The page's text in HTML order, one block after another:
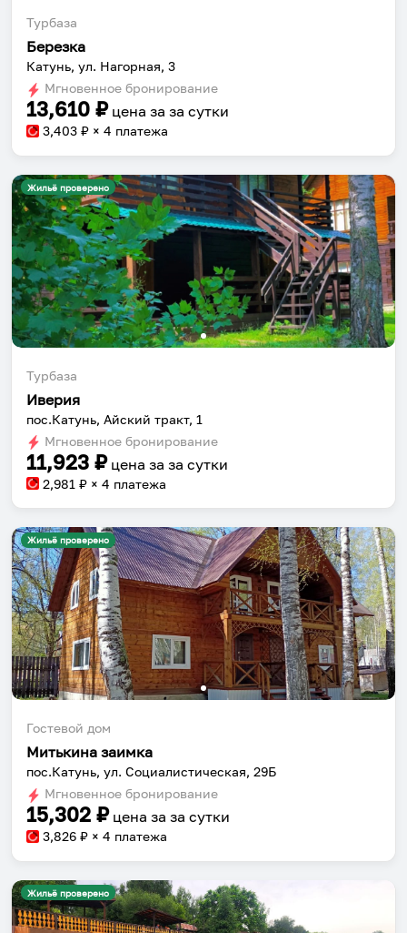
Турбаза
Березка
Катунь, ул. Нагорная, 3
Мгновенное бронирование
13,610 ₽ цена за за сутки
3,403 ₽ × 4 платежа
Жильё проверено
Турбаза
Иверия
пос.Катунь, Айский тракт, 1
Мгновенное бронирование
11,923 ₽ цена за за сутки
2,981 ₽ × 4 платежа
Жильё проверено
Гостевой дом
Митькина заимка
пос.Катунь, ул. Социалистическая, 29Б
Мгновенное бронирование
15,302 ₽ цена за за сутки
3,826 ₽ × 4 платежа
Жильё проверено